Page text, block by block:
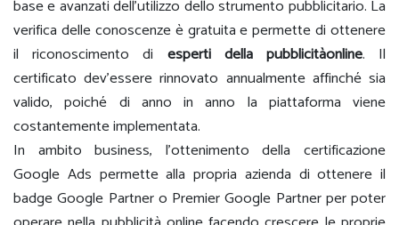
base e avanzati dell’utilizzo dello strumento pubblicitario. La
verifica delle conoscenze è gratuita e permette di ottenere
il riconoscimento di esperti della pubblicitàonline. Il
certificato dev’essere rinnovato annualmente affinché sia
valido, poiché di anno in anno la piattaforma viene
costantemente implementata.
In ambito business, l’ottenimento della certificazione
Google Ads permette alla propria azienda di ottenere il
badge Google Partner o Premier Google Partner per poter